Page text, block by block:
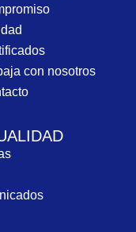
con nosotros